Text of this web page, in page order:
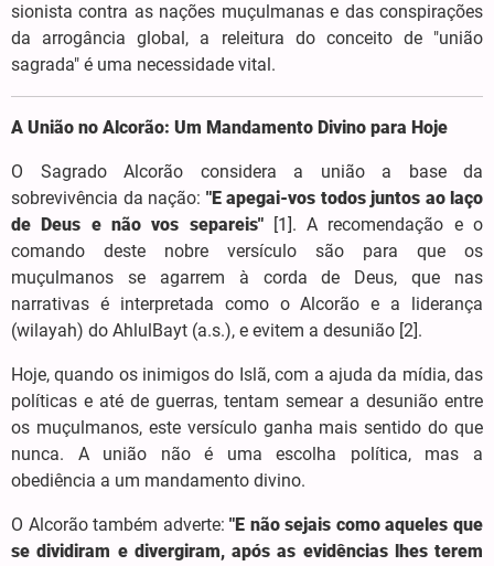
sionista contra as nações muçulmanas e das conspirações
da arrogância global, a releitura do conceito de "união
sagrada" é uma necessidade vital.
A União no Alcorão: Um Mandamento Divino para Hoje
O Sagrado Alcorão considera a união a base da
sobrevivência da nação: "E apegai-vos todos juntos ao laço
de Deus e não vos separeis"[1]. A recomendação e o
comando deste nobre versículo são para que os
muçulmanos se agarrem à corda de Deus, que nas
narrativas é interpretada como o Alcorão e a liderança
(wilayah) do AhlulBayt (a.s.), e evitem a desunião [2].
Hoje, quando os inimigos do Islã, com a ajuda da mídia, das
políticas e até de guerras, tentam semear a desunião entre
os muçulmanos, este versículo ganha mais sentido do que
nunca. A união não é uma escolha política, mas a
obediência a um mandamento divino.
O Alcorão também adverte:"E não sejais como aqueles que
se dividiram e divergiram, após as evidências lhes terem